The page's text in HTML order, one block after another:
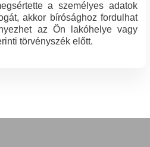
a személyes adatok
akkor bírósághoz fordulhat
az Ön lakóhelye vagy
törvényszék előtt.